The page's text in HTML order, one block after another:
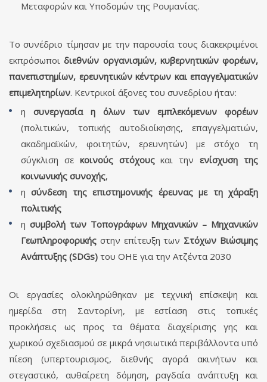
Μεταφορών και Υποδομών της Ρουμανίας.
Το συνέδριο τίμησαν με την παρουσία τους διακεκριμένοι
εκπρόσωποιδιεθνών οργανισμών, κυβερνητικών φορέων,
πανεπιστημίων, ερευνητικών κέντρων και επαγγελματικών
επιμελητηρίων. Κεντρικοί άξονες του συνεδρίου ήταν:
η συνεργασία η όλων των εμπλεκόμενων φορέων
(πολιτικών, τοπικής αυτοδιοίκησης, επαγγελματιών,
ακαδημαϊκών, φοιτητών, ερευνητών) με στόχο τη
σύγκλιση σε κοινούς στόχουςκαι τηνενίσχυση της
κοινωνικής συνοχής,
ησύνδεση της επιστημονικής έρευνας με τη χάραξη
πολιτικής
η συμβολή των Τοπογράφων Μηχανικών – Μηχανικών
Γεωπληροφορικής στην επίτευξη των Στόχων Βιώσιμης
Ανάπτυξης (SDGs) του ΟΗΕ για την Ατζέντα 2030
Οι εργασίες ολοκληρώθηκαν με τεχνική επίσκεψη και
ημερίδα στη Σαντορίνη, με εστίαση στις τοπικές
προκλήσεις ως προς τα θέματα διαχείρισης γης και
χωρικού σχεδιασμού σε μικρά νησιωτικά περιβάλλοντα υπό
πίεση (υπερτουρισμος, διεθνής αγορά ακινήτων και
στεγαστικό, αυθαίρετη δόμηση, ραγδαία ανάπτυξη και